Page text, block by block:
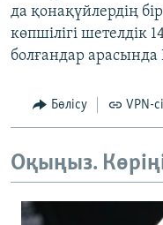
да қонақүйлердің
көпшілігі шетелдік
болғандар арасында
Бөлісу VPN-
Оқыңыз.